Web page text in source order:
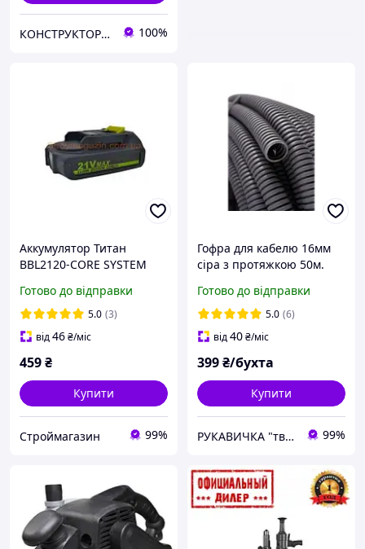
КОНСТРУКТОР онлайн-магазин 100%
Аккумулятор Титан
BBL2120-CORE SYSTEM
Готово до відправки
5.0 (3)
від46₴/міс
459₴
Купити
Строймагазин 99%
Гофра для кабелю 16мм
сіра з протяжкою 50м.
Готово до відправки
5.0 (6)
від40₴/міс
399₴/бухта
Купити
РУКАВИЧКА "твоя будівельна скарбничка" 99%